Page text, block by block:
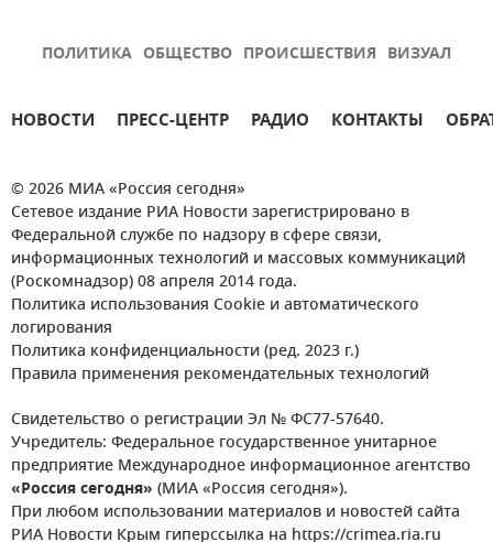
ПОЛИТИКА ОБЩЕСТВО ПРОИСШЕСТВИЯ ВИЗУАЛ
НОВОСТИ ПРЕСС-ЦЕНТР РАДИО КОНТАКТЫ
© 2026 МИА «Россия сегодня»
Сетевое издание РИА Новости зарегистрировано в
Федеральной службе по надзору в сфере связи,
информационных технологий и массовых коммуникаций
(Роскомнадзор) 08 апреля 2014 года.
Политика использования Cookie и автоматического
логирования
Политика конфиденциальности (ред. 2023 г.)
Правила применения рекомендательных технологий
Свидетельство о регистрации Эл № ФС77-57640.
Учредитель: Федеральное государственное унитарное
предприятие Международное информационное агентство
«Россия сегодня» (МИА «Россия сегодня»).
При любом использовании материалов и новостей сайта
РИА Новости Крым гиперссылка на https://crimea.ria.ru